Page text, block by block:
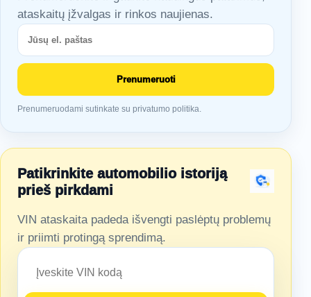
ataskaitų įžvalgas ir rinkos naujienas.
Prenumeruoti
Prenumeruodami sutinkate su privatumo politika.
Patikrinkite automobilio istoriją
prieš pirkdami
VIN ataskaita padeda išvengti paslėptų problemų
ir priimti protingą sprendimą.